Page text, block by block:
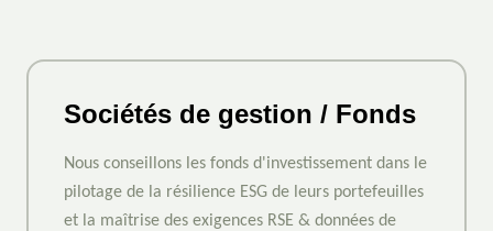
Sociétés de gestion / Fonds
Nous conseillons les fonds d'investissement dans le
pilotage de la résilience ESG de leurs portefeuilles
et la maîtrise des exigences RSE & données de